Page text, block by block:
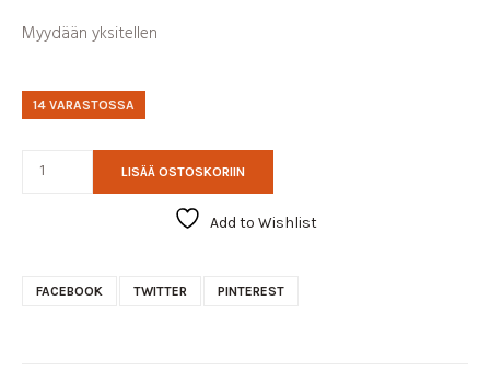
Myydään yksitellen
14 VARASTOSSA
LISÄÄ OSTOSKORIIN
Add to Wishlist
FACEBOOK TWITTER PINTEREST